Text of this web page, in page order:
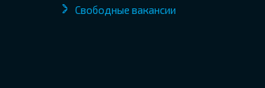
Свободные вакансии